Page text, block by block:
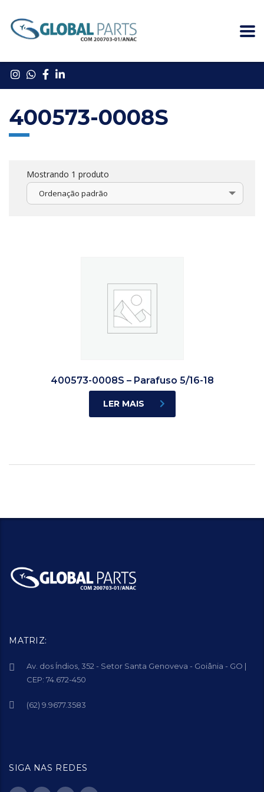
400573-0008S
Mostrando 1 produto
Ordenação padrão
400573-0008S – Parafuso 5/16-18
LER MAIS
MATRIZ:
Av. dos Índios, 352 - Setor Santa Genoveva - Goiânia - GO |
CEP: 74.672-450
(62) 9.9677.3583
SIGA NAS REDES